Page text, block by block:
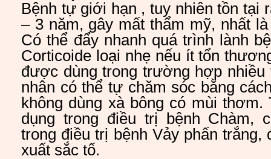
Bệnh tự giới hạn , tuy nhiên tồn tại
– 3 năm, gây mất thẩm mỹ, nhất
Có thể đẩy nhanh quá trình lành
Corticoide loại nhẹ nếu ít tổn
được dùng trong trường hợp nhiều
nhân có thể tự chăm sóc bằng
không dùng xà bông có mùi thơm.
dụng trong điều trị bệnh Chàm,
trong điều trị bệnh Vảy phấn trắng,
xuất sắc tố.